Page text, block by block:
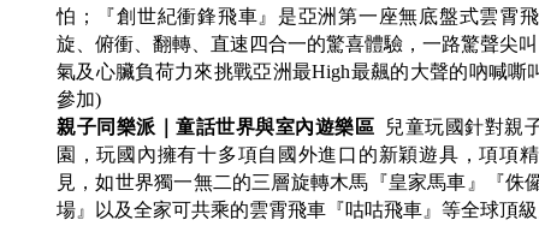
怕；『創世紀衝鋒飛車』是亞洲第一座無底盤式雲霄
旋、俯衝、翻轉、直速四合一的驚喜體驗，一路驚聲尖
氣及心臟負荷力來挑戰亞洲最High最飆的大聲的吶喊
參加)
親子同樂派｜童話世界與室內遊樂區
兒童玩國針對親
園，玩國內擁有十多項自國外進口的新穎遊具，項項
見，如世界獨一無二的三層旋轉木馬『皇家馬車』『侏
場』以及全家可共乘的雲霄飛車『咕咕飛車』等全球頂